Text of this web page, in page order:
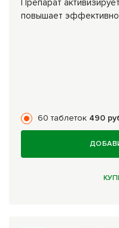
Препарат
повышает
60 таблеток 490